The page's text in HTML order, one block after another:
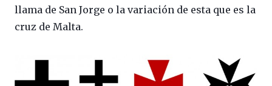
llama de San Jorge o la variación de esta que es la
cruz de Malta.